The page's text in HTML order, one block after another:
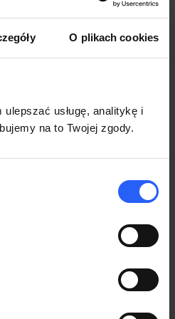
O plikach cookies
usługę, analitykę i
na to Twojej zgody.
urządzeniu z
3
swój indywidualny link.
z odbiorcami.